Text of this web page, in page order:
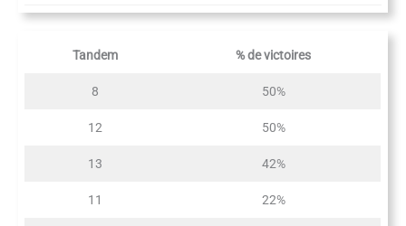
Tandem % de victoires
8 50%
12 50%
13 42%
11 22%